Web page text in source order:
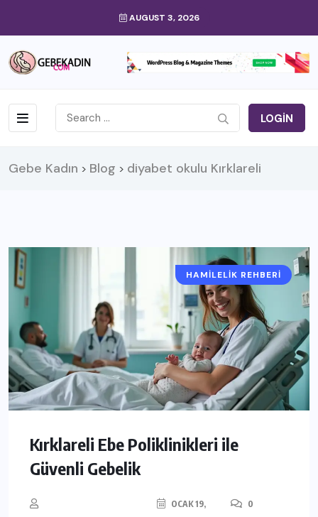
AUGUST 3, 2026
LOGIN
Gebe Kadın > Blog > diyabet okulu Kırklareli
HAMILELIK REHBERI
Kırklareli Ebe Poliklinikleri ile
Güvenli Gebelik
OCAK 19,
0